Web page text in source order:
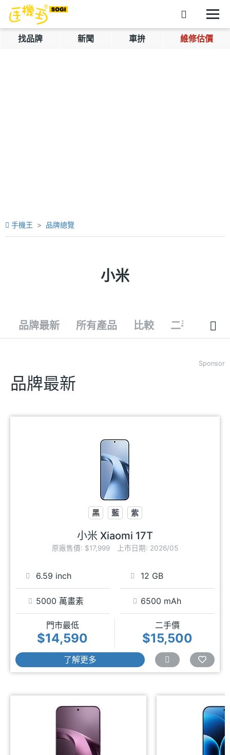
找品牌 新聞 車拚 維修估價
手機王 品牌總覽
小米
品牌最新 所有產品 比較 二手
Sponsor
品牌最新
黑 藍 紫
小米 Xiaomi 17T
原廠售價: $17,999 上市日期: 2026/05
6.59 inch
5000 萬畫素
12 GB
6500 mAh
門市最低
$14,590
二手價
$15,500
了解更多